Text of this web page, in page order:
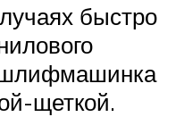
быстро
щеткой.